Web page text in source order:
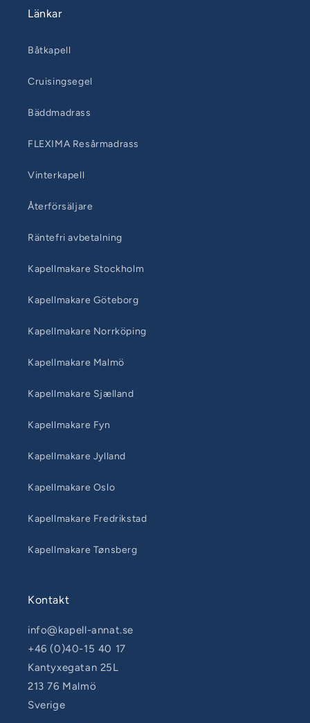
Länkar
Båtkapell
Cruisingsegel
Bäddmadrass
FLEXIMA Resårmadrass
Vinterkapell
Återförsäljare
Räntefri avbetalning
Kapellmakare Stockholm
Kapellmakare Göteborg
Kapellmakare Norrköping
Kapellmakare Malmö
Kapellmakare Sjælland
Kapellmakare Fyn
Kapellmakare Jylland
Kapellmakare Oslo
Kapellmakare Fredrikstad
Kapellmakare Tønsberg
Kontakt
info@kapell-annat.se
+46 (0)40-15 40 17
Kantyxegatan 25L
213 76 Malmö
Sverige